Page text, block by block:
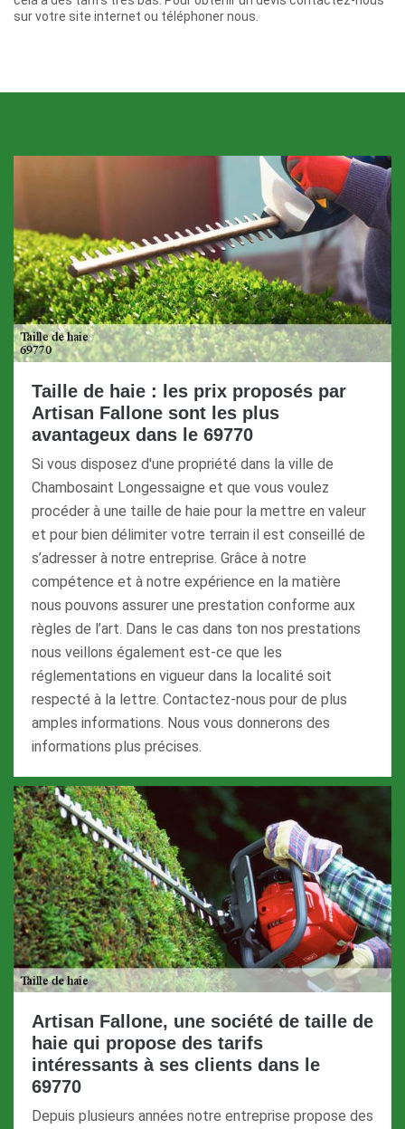
sur votre site internet ou téléphoner nous.
Taille de haie : les prix proposés par
Artisan Fallone sont les plus
avantageux dans le 69770
Si vous disposez d'une propriété dans la ville de
Chambosaint Longessaigne et que vous voulez
procéder à une taille de haie pour la mettre en valeur
et pour bien délimiter votre terrain il est conseillé de
s’adresser à notre entreprise. Grâce à notre
compétence et à notre expérience en la matière
nous pouvons assurer une prestation conforme aux
règles de l’art. Dans le cas dans ton nos prestations
nous veillons également est-ce que les
réglementations en vigueur dans la localité soit
respecté à la lettre. Contactez-nous pour de plus
amples informations. Nous vous donnerons des
informations plus précises.
Artisan Fallone, une société de taille de
haie qui propose des tarifs
intéressants à ses clients dans le
69770
Depuis plusieurs années notre entreprise propose des